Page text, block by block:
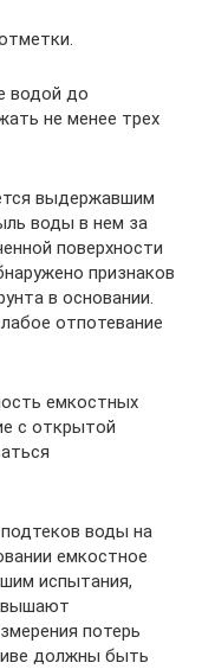
водой до
не менее трех
выдержавшим
воды в нем за
поверхности
признаков
в основании.
отпотевание
емкостных
с открытой
подтеков воды на
емкостное
испытания,
потерь
должны быть